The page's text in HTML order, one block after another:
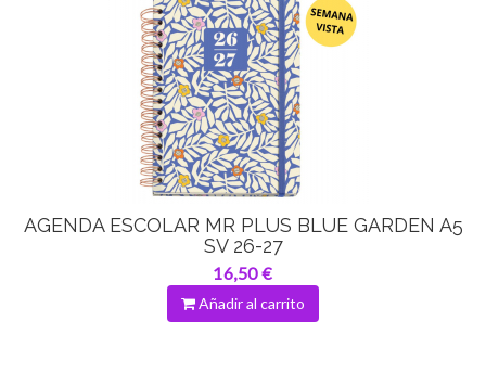
AGENDA ESCOLAR MR PLUS BLUE GARDEN A5
SV 26-27
16,50 €
Añadir al carrito